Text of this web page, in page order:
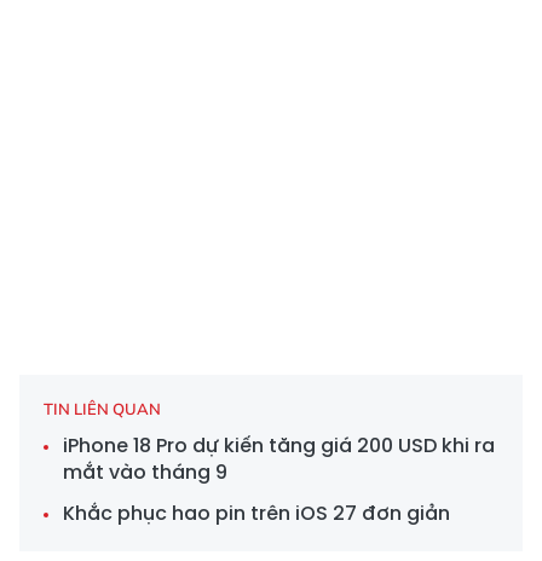
TIN LIÊN QUAN
iPhone 18 Pro dự kiến tăng giá 200 USD khi ra
mắt vào tháng 9
Khắc phục hao pin trên iOS 27 đơn giản